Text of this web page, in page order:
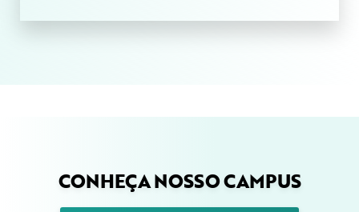
CONHEÇA NOSSO CAMPUS